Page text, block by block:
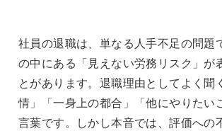
社員の退職は、単なる人手不足の問題
の中にある「見えない労務リスク」が
とがあります。退職理由としてよく聞
情」「一身上の都合」「他にやりたい
言葉です。しかし本音では、評価への